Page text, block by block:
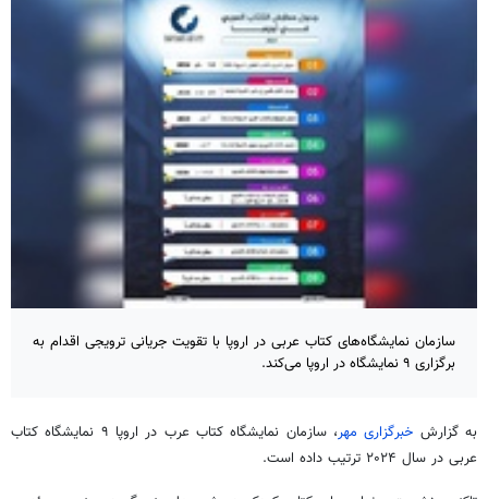
سازمان نمایشگاه‌های کتاب عربی در اروپا با تقویت جریانی ترویجی اقدام به
برگزاری ۹ نمایشگاه در اروپا می‌کند.
به گزارش خبرگزاری مهر
، سازمان نمایشگاه کتاب عرب در اروپا ۹ نمایشگاه کتاب
عربی در سال ۲۰۲۴ ترتیب داده است.